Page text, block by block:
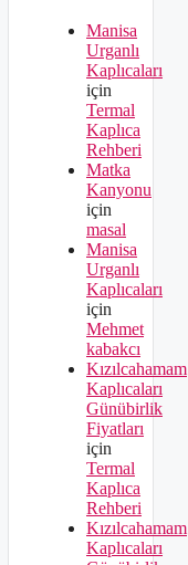
Manisa
Urganlı
Kaplıcaları
için
Termal
Kaplıca
Rehberi
Matka
Kanyonu
için
masal
Manisa
Urganlı
Kaplıcaları
için
Mehmet
kabakcı
Kızılcahamam
Kaplıcaları
Günübirlik
Fiyatları
için
Termal
Kaplıca
Rehberi
Kızılcahamam
Kaplıcaları